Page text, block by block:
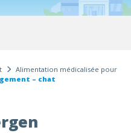
Alimentation médicalisée pour
– chat